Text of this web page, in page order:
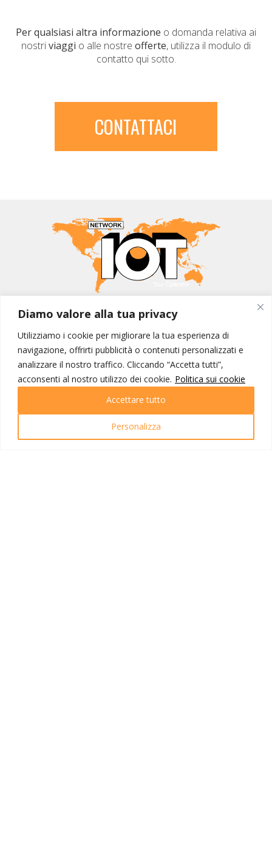
Diamo valore alla tua privacy
Utilizziamo i cookie per migliorare la tua esperienza di
navigazione, offrirti pubblicità o contenuti personalizzati e
analizzare il nostro traffico. Cliccando “Accetta tutti”,
acconsenti al nostro utilizzo dei cookie. Politica sui cookie
Personalizza
Accettare tutto
Per qualsiasi altra informazione o domanda relativa ai
nostriviaggi o alle nostre offerte, utilizza il modulo di
contatto qui sotto.
CONTATTACI
MONDO IOT VIAGGI
Contatti
I NOSTRI PRODOTTI
Destinazioni
Partenze
Emozioni di viaggio
Newsletter
Tutti i viaggi